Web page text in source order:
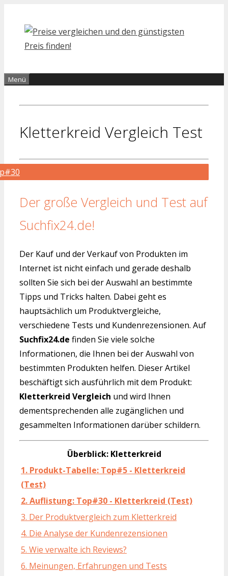
Inhalt
springen
Menü
Kletterkreid Vergleich Test
Der große Vergleich und Test auf
Suchfix24.de!
Der Kauf und der Verkauf von Produkten im
Internet ist nicht einfach und gerade deshalb
sollten Sie sich bei der Auswahl an bestimmte
Tipps und Tricks halten. Dabei geht es
hauptsächlich um Produktvergleiche,
verschiedene Tests und Kundenrezensionen. Auf
Suchfix24.de finden Sie viele solche
Informationen, die Ihnen bei der Auswahl von
bestimmten Produkten helfen. Dieser Artikel
beschäftigt sich ausführlich mit dem Produkt:
Kletterkreid Vergleich und wird Ihnen
dementsprechenden alle zugänglichen und
gesammelten Informationen darüber schildern.
Überblick: Kletterkreid
1. Produkt-Tabelle: Top#5 - Kletterkreid
(Test)
2. Auflistung: Top#30 - Kletterkreid (Test)
3. Der Produktvergleich zum Kletterkreid
4. Die Analyse der Kundenrezensionen
5. Wie verwalte ich Reviews?
6. Meinungen, Erfahrungen und Tests